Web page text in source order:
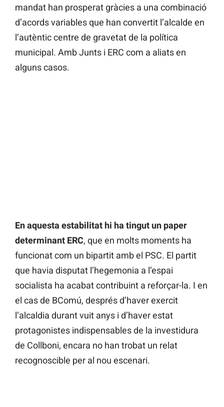
mandat han prosperat gràcies a una combinació
d’acords variables que han convertit l’alcalde en
l’autèntic centre de gravetat de la política
municipal. Amb Junts i ERC com a aliats en
alguns casos.
En aquesta estabilitat hi ha tingut un paper
determinant ERC, que en molts moments ha
funcionat com un bipartit amb el PSC. El partit
que havia disputat l’hegemonia a l’espai
socialista ha acabat contribuint a reforçar-la. I en
el cas de BComú, després d’haver exercit
l’alcaldia durant vuit anys i d’haver estat
protagonistes indispensables de la investidura
de Collboni, encara no han trobat un relat
recognoscible per al nou escenari.